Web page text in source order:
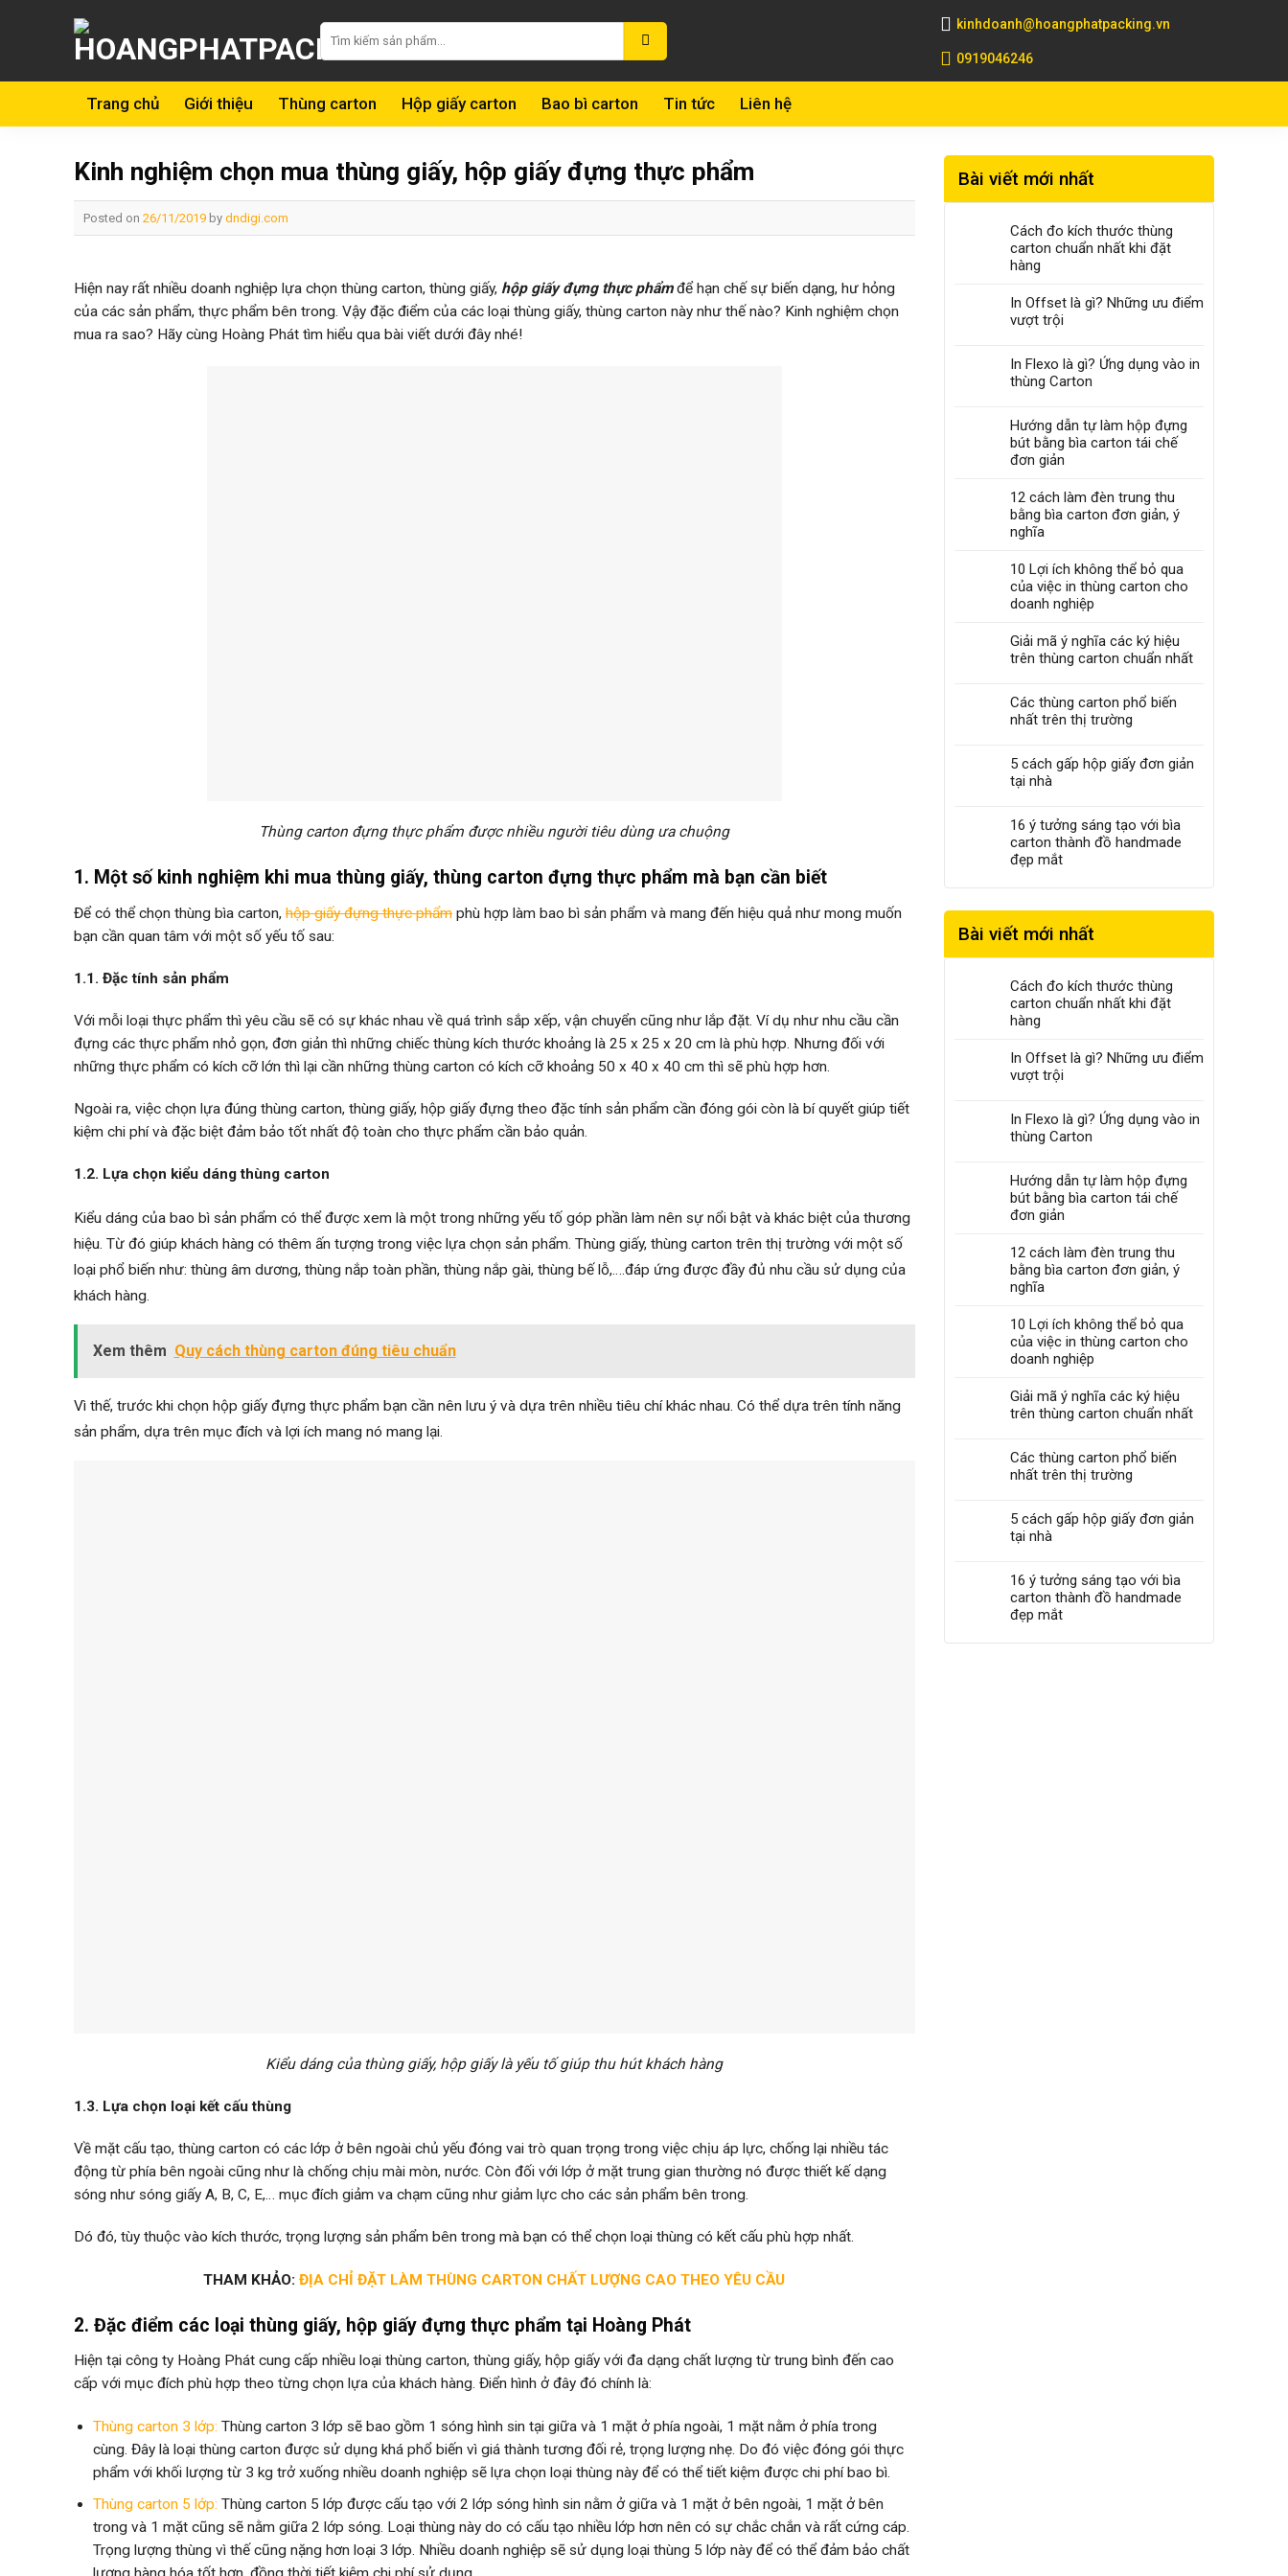
Tìm
kiếm:
kinhdoanh@hoangphatpacking.vn
0919046246
Trang chủ Giới thiệu Thùng carton Hộp giấy carton Bao bì carton Tin tức Liên hệ
Kinh nghiệm chọn mua thùng giấy, hộp giấy đựng thực phẩm
Posted on 26/11/2019 by dndigi.com
Hiện nay rất nhiều doanh nghiệp lựa chọn thùng carton, thùng giấy, hộp giấy đựng thực phẩmđể hạn chế sự biến dạng, hư hỏng
của các sản phẩm, thực phẩm bên trong. Vậy đặc điểm của các loại thùng giấy, thùng carton này như thế nào? Kinh nghiệm chọn
mua ra sao? Hãy cùng Hoàng Phát tìm hiểu qua bài viết dưới đây nhé!
Thùng carton đựng thực phẩm được nhiều người tiêu dùng ưa chuộng
1. Một số kinh nghiệm khi mua thùng giấy, thùng carton đựng thực phẩm mà bạn cần biết
Để có thể chọn thùng bìa carton, hộp giấy đựng thực phẩm phù hợp làm bao bì sản phẩm và mang đến hiệu quả như mong muốn
bạn cần quan tâm với một số yếu tố sau:
1.1. Đặc tính sản phẩm
Với mỗi loại thực phẩm thì yêu cầu sẽ có sự khác nhau về quá trình sắp xếp, vận chuyển cũng như lắp đặt. Ví dụ như nhu cầu cần
đựng các thực phẩm nhỏ gọn, đơn giản thì những chiếc thùng kích thước khoảng là 25 x 25 x 20 cm là phù hợp. Nhưng đối với
những thực phẩm có kích cỡ lớn thì lại cần những thùng carton có kích cỡ khoảng 50 x 40 x 40 cm thì sẽ phù hợp hơn.
Ngoài ra, việc chọn lựa đúng thùng carton, thùng giấy, hộp giấy đựng theo đặc tính sản phẩm cần đóng gói còn là bí quyết giúp tiết
kiệm chi phí và đặc biệt đảm bảo tốt nhất độ toàn cho thực phẩm cần bảo quản.
1.2. Lựa chọn kiểu dáng thùng carton
Kiểu dáng của bao bì sản phẩm có thể được xem là một trong những yếu tố góp phần làm nên sự nổi bật và khác biệt của thương
hiệu. Từ đó giúp khách hàng có thêm ấn tượng trong việc lựa chọn sản phẩm. Thùng giấy, thùng carton trên thị trường với một số
loại phổ biến như: thùng âm dương, thùng nắp toàn phần, thùng nắp gài, thùng bế lỗ,….đáp ứng được đầy đủ nhu cầu sử dụng của
khách hàng.
Xem thêm Quy cách thùng carton đúng tiêu chuẩn
Vì thế, trước khi chọn hộp giấy đựng thực phẩm bạn cần nên lưu ý và dựa trên nhiều tiêu chí khác nhau. Có thể dựa trên tính năng
sản phẩm, dựa trên mục đích và lợi ích mang nó mang lại.
Kiểu dáng của thùng giấy, hộp giấy là yếu tố giúp thu hút khách hàng
1.3. Lựa chọn loại kết cấu thùng
Về mặt cấu tạo, thùng carton có các lớp ở bên ngoài chủ yếu đóng vai trò quan trọng trong việc chịu áp lực, chống lại nhiều tác
động từ phía bên ngoài cũng như là chống chịu mài mòn, nước. Còn đối với lớp ở mặt trung gian thường nó được thiết kế dạng
sóng như sóng giấy A, B, C, E,… mục đích giảm va chạm cũng như giảm lực cho các sản phẩm bên trong.
Dó đó, tùy thuộc vào kích thước, trọng lượng sản phẩm bên trong mà bạn có thể chọn loại thùng có kết cấu phù hợp nhất.
THAM KHẢO: ĐỊA CHỈ ĐẶT LÀM THÙNG CARTON CHẤT LƯỢNG CAO THEO YÊU CẦU
2. Đặc điểm các loại thùng giấy, hộp giấy đựng thực phẩm tại Hoàng Phát
Hiện tại công ty Hoàng Phát cung cấp nhiều loại thùng carton, thùng giấy, hộp giấy với đa dạng chất lượng từ trung bình đến cao
cấp với mục đích phù hợp theo từng chọn lựa của khách hàng. Điển hình ở đây đó chính là:
Thùng carton 3 lớp: Thùng carton 3 lớp sẽ bao gồm 1 sóng hình sin tại giữa và 1 mặt ở phía ngoài, 1 mặt nằm ở phía trong
cùng. Đây là loại thùng carton được sử dụng khá phổ biến vì giá thành tương đối rẻ, trọng lượng nhẹ. Do đó việc đóng gói thực
phẩm với khối lượng từ 3 kg trở xuống nhiều doanh nghiệp sẽ lựa chọn loại thùng này để có thể tiết kiệm được chi phí bao bì.
Thùng carton 5 lớp: Thùng carton 5 lớp được cấu tạo với2 lớp sóng hình sin nằm ở giữa và 1 mặt ở bên ngoài, 1 mặt ở bên
trong và 1 mặt cũng sẽ nằm giữa 2 lớp sóng. Loại thùng này do có cấu tạo nhiều lớp hơn nên có sự chắc chắn và rất cứng cáp.
Trọng lượng thùng vì thế cũng nặng hơn loại 3 lớp. Nhiều doanh nghiệp sẽ sử dụng loại thùng 5 lớp này để có thể đảm bảo chất
Bài viết mới nhất
Cách đo kích thước thùng
carton chuẩn nhất khi đặt
hàng
In Offset là gì? Những ưu điểm
vượt trội
In Flexo là gì? Ứng dụng vào in
thùng Carton
Hướng dẫn tự làm hộp đựng
bút bằng bìa carton tái chế
đơn giản
12 cách làm đèn trung thu
bằng bìa carton đơn giản, ý
nghĩa
10 Lợi ích không thể bỏ qua
của việc in thùng carton cho
doanh nghiệp
Giải mã ý nghĩa các ký hiệu
trên thùng carton chuẩn nhất
Các thùng carton phổ biến
nhất trên thị trường
5 cách gấp hộp giấy đơn giản
tại nhà
16 ý tưởng sáng tạo với bìa
carton thành đồ handmade
đẹp mắt
Bài viết mới nhất
Cách đo kích thước thùng
carton chuẩn nhất khi đặt
hàng
In Offset là gì? Những ưu điểm
vượt trội
In Flexo là gì? Ứng dụng vào in
thùng Carton
Hướng dẫn tự làm hộp đựng
bút bằng bìa carton tái chế
đơn giản
12 cách làm đèn trung thu
bằng bìa carton đơn giản, ý
nghĩa
10 Lợi ích không thể bỏ qua
của việc in thùng carton cho
doanh nghiệp
Giải mã ý nghĩa các ký hiệu
trên thùng carton chuẩn nhất
Các thùng carton phổ biến
nhất trên thị trường
5 cách gấp hộp giấy đơn giản
tại nhà
16 ý tưởng sáng tạo với bìa
carton thành đồ handmade
đẹp mắt